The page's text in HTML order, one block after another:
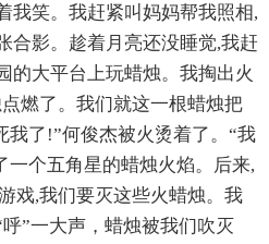
我笑。我赶紧叫妈妈帮我照相,
合影。趁着月亮还没睡觉,我赶
的大平台上玩蜡烛。我掏出火
燃了。我们就这一根蜡烛把
我了!”何俊杰被火烫着了。“我
一个五角星的蜡烛火焰。后来,
戏,我们要灭这些火蜡烛。我
”一大声，蜡烛被我们吹灭